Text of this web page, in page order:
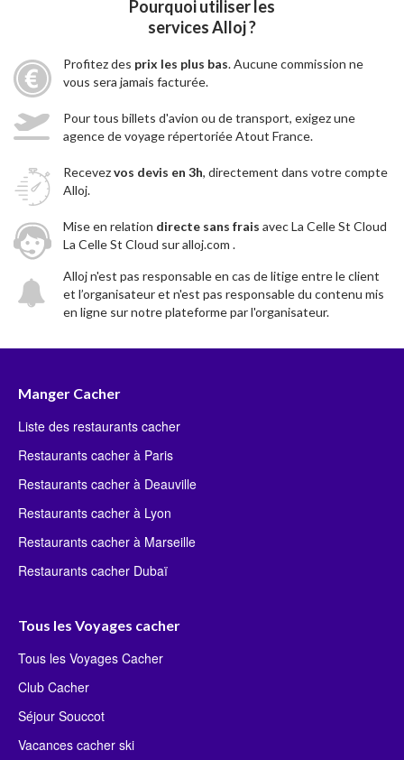
Pourquoi utiliser les
services Alloj ?
Profitez des prix les plus bas. Aucune commission ne
vous sera jamais facturée.
Pour tous billets d'avion ou de transport, exigez une
agence de voyage répertoriée Atout France.
Recevezvos devis en 3h, directement dans votre compte
Alloj.
Mise en relation directe sans frais avec La Celle St Cloud
La Celle St Cloud sur alloj.com .
Alloj n'est pas responsable en cas de litige entre le client
et l’organisateur et n'est pas responsable du contenu mis
en ligne sur notre plateforme par l'organisateur.
Manger Cacher
Liste des restaurants cacher
Restaurants cacher à Paris
Restaurants cacher à Deauville
Restaurants cacher à Lyon
Restaurants cacher à Marseille
Restaurants cacher Dubaï
Tous les Voyages cacher
Tous les Voyages Cacher
Club Cacher
Séjour Souccot
Vacances cacher ski